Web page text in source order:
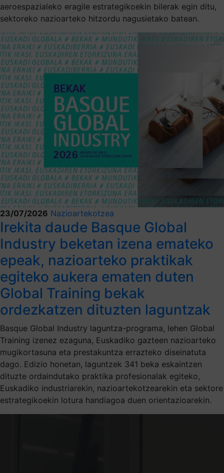
aeroespazialeko eragile estrategikoekin bilerak egin ditu,
sektoreko nazioarteko hitzordu nagusietako batean.
23/07/2026 Nazioartekotzea
Irekita daude Basque Global
Industry beketan izena emateko
epeak, nazioarteko praktikak
egiteko aukera ematen duten
Global Training bekak
ordezkatzen dituzten laguntzak
Basque Global Industry laguntza-programa, lehen Global
Training izenez ezaguna, Euskadiko gazteen nazioarteko
mugikortasuna eta prestakuntza errazteko diseinatuta
dago. Edizio honetan, laguntzek 341 beka eskaintzen
dituzte ordaindutako praktika profesionalak egiteko,
Euskadiko industriarekin, nazioartekotzearekin eta sektore
estrategikoekin lotura handiagoa duen orientazioarekin.